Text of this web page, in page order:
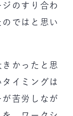
のすり合わ
ではと思い
かったと思
イミングは
苦労しなが